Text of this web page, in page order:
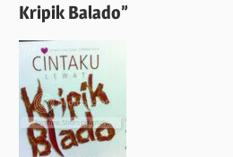
Kripik Balado”